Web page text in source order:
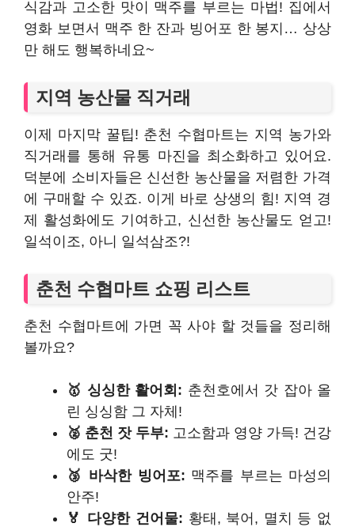
식감과 고소한 맛이 맥주를 부르는 마법! 집에서
영화 보면서 맥주 한 잔과 빙어포 한 봉지… 상상
만 해도 행복하네요~
지역 농산물 직거래
이제 마지막 꿀팁! 춘천 수협마트는 지역 농가와
직거래를 통해 유통 마진을 최소화하고 있어요.
덕분에 소비자들은 신선한 농산물을 저렴한 가격
에 구매할 수 있죠. 이게 바로 상생의 힘! 지역 경
제 활성화에도 기여하고, 신선한 농산물도 얻고!
일석이조, 아니 일석삼조?!
춘천 수협마트 쇼핑 리스트
춘천 수협마트에 가면 꼭 사야 할 것들을 정리해
볼까요?
🥇 싱싱한 활어회: 춘천호에서 갓 잡아 올
린 싱싱함 그 자체!
🥈 춘천 잣 두부: 고소함과 영양 가득! 건강
에도 굿!
🥉 바삭한 빙어포: 맥주를 부르는 마성의
안주!
🏅 다양한 건어물: 황태, 북어, 멸치 등 없